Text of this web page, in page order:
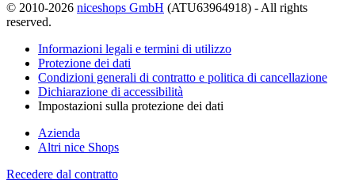
© 2010-2026 niceshops GmbH (ATU63964918) - All rights
reserved.
Informazioni legali e termini di utilizzo
Protezione dei dati
Condizioni generali di contratto e politica di cancellazione
Dichiarazione di accessibilità
Impostazioni sulla protezione dei dati
Azienda
Altri nice Shops
Recedere dal contratto